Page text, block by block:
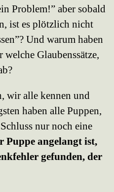
Problem!” aber sobald
ist es plötzlich nicht
Und warum haben
Glaubenssätze,
wir alle kennen und
haben alle Puppen,
nur noch eine
Puppe angelangt ist,
gefunden, der